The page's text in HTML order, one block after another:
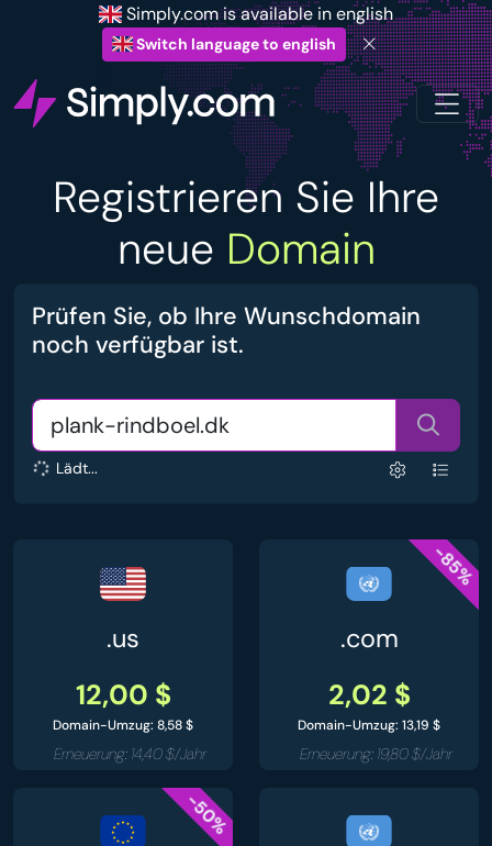
Simply.com is available in english
Switch language to english
Registrieren Sie Ihre
neue Domain
Prüfen Sie, ob Ihre Wunschdomain
noch verfügbar ist.
Lädt...
.us
12,00 $
Domain-Umzug: 8,58 $
Erneuerung: 14,40 $/Jahr
-85%
.com
2,02 $
Domain-Umzug: 13,19 $
Erneuerung: 19,80 $/Jahr
-50%